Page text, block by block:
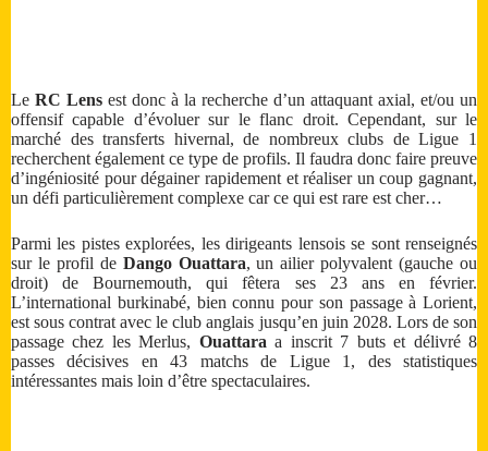
Le RC Lens est donc à la recherche d’un attaquant axial, et/ou un
offensif capable d’évoluer sur le flanc droit. Cependant, sur le
marché des transferts hivernal, de nombreux clubs de Ligue 1
recherchent également ce type de profils. Il faudra donc faire preuve
d’ingéniosité pour dégainer rapidement et réaliser un coup gagnant,
un défi particulièrement complexe car ce qui est rare est cher…
Parmi les pistes explorées, les dirigeants lensois se sont renseignés
sur le profil de Dango Ouattara, un ailier polyvalent (gauche ou
droit) de Bournemouth, qui fêtera ses 23 ans en février.
L’international burkinabé, bien connu pour son passage à Lorient,
est sous contrat avec le club anglais jusqu’en juin 2028. Lors de son
passage chez les Merlus, Ouattara a inscrit 7 buts et délivré 8
passes décisives en 43 matchs de Ligue 1, des statistiques
intéressantes mais loin d’être spectaculaires.